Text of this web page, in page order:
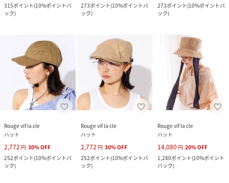
315ポイント(10%ポイントバ
ック)
273ポイント(10%ポイントバ
ック)
273ポイント(10%ポイントバ
ック)
Rouge vif la cle
ハット
2,772 円 30%OFF
252ポイント(10%ポイントバ
ック)
Rouge vif la cle
ハット
2,772 円 30%OFF
252ポイント(10%ポイントバ
ック)
Rouge vif la cle
ハット
14,080 円 20%OFF
1,280ポイント(10%ポイント
バック)